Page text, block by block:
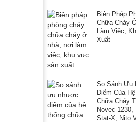
Biện Pháp
Chữa Cháy
Làm Việc,
Xuất
So Sánh Ưu
Điểm Của
Chữa Cháy
Novec 1230,
Stat-X, Nito